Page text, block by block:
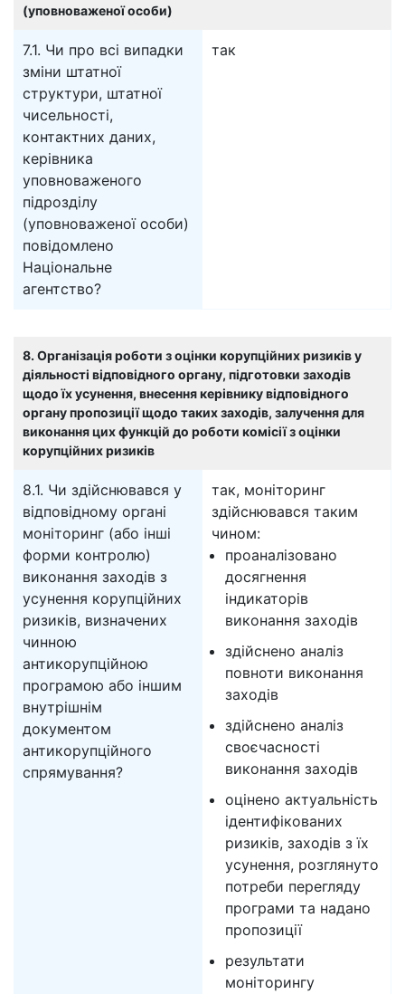
(уповноваженої особи)
7.1. Чи про всі випадки
зміни штатної
структури, штатної
чисельності,
контактних даних,
керівника
уповноваженого
підрозділу
(уповноваженої особи)
повідомлено
Національне
агентство?
так
8. Організація роботи з оцінки корупційних ризиків у
діяльності відповідного органу, підготовки заходів
щодо їх усунення, внесення керівнику відповідного
органу пропозиції щодо таких заходів, залучення для
виконання цих функцій до роботи комісії з оцінки
корупційних ризиків
8.1. Чи здійснювався у
відповідному органі
моніторинг (або інші
форми контролю)
виконання заходів з
усунення корупційних
ризиків, визначених
чинною
антикорупційною
програмою або іншим
внутрішнім
документом
антикорупційного
спрямування?
так, моніторинг
здійснювався таким
чином:
проаналізовано
досягнення
індикаторів
виконання заходів
здійснено аналіз
повноти виконання
заходів
здійснено аналіз
своєчасності
виконання заходів
оцінено актуальність
ідентифікованих
ризиків, заходів з їх
усунення, розглянуто
потреби перегляду
програми та надано
пропозиції
результати
моніторингу